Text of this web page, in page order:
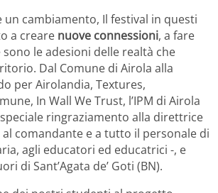
un cambiamento, Il festival in questi
a creare nuove connessioni, a fare
le adesioni delle realtà che
Dal Comune di Airola alla
per Airolandia, Textures,
In Wall We Trust, l’IPM di Airola
ringraziamento alla direttrice
comandante e a tutto il personale di
agli educatori ed educatrici -, e
di Sant’Agata de’ Goti (BN).